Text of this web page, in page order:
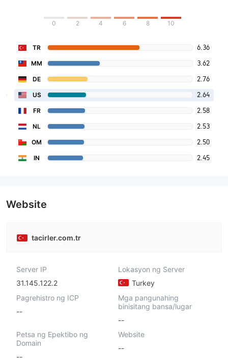
0 2 4 6 8 10
TR 6.36
MM 3.62
DE 2.76
US 2.64
FR 2.58
NL 2.53
OM 2.50
IN 2.45
Website
tacirler.com.tr
Server IP
31.145.122.2
Lokasyon ng Server
Turkey
Pagrehistro ng ICP
--
Mga pangunahing
binisitang bansa/lugar
--
Petsa ng Epektibo ng
Domain
--
Website
--